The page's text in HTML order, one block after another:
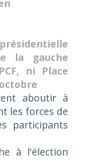
la gauche
ni Place
aboutir à
les forces de
participants
à l'élection